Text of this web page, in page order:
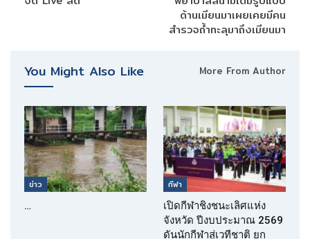
ด้านเมียนมาเผยเคยมีคน
สำรวจถ้ำทะลุมาถึงเมียนมา
You Might Also Like More From Author
ข่าว
…
กีฬา
เปิดกีฬาชิงชนะเลิศแห่ง
จังหวัด ปีงบประมาณ 2569
ดันนักกีฬาสู่เวทีชาติ ยก